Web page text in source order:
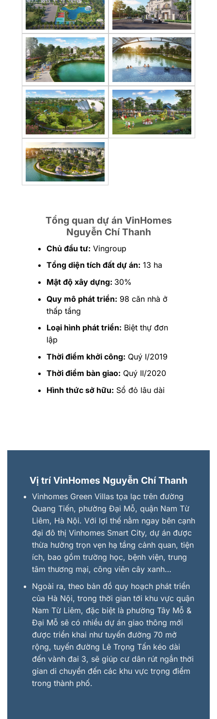
Tổng quan dự án VinHomes
Nguyễn Chí Thanh
Chủ đầu tư: Vingroup
Tổng diện tích đất dự án: 13 ha
Mật độ xây dựng: 30%
Quy mô phát triển: 98 căn nhà ở
thấp tầng
Loại hình phát triển: Biệt thự đơn
lập
Thời điểm khởi công: Quý I/2019
Thời điểm bàn giao: Quý II/2020
Hình thức sở hữu: Sổ đỏ lâu dài
Vị trí VinHomes Nguyễn Chí Thanh
Vinhomes Green Villas tọa lạc trên đường
Quang Tiến, phường Đại Mỗ, quận Nam Từ
Liêm, Hà Nội. Với lợi thế nằm ngay bên cạnh
đại đô thị Vinhomes Smart City, dự án được
thừa hưởng trọn vẹn hạ tầng cảnh quan, tiện
ích, bao gồm trường học, bệnh viện, trung
tâm thương mại, công viên cây xanh…
Ngoài ra, theo bản đồ quy hoạch phát triển
của Hà Nội, trong thời gian tới khu vực quận
Nam Từ Liêm, đặc biệt là phường Tây Mỗ &
Đại Mỗ sẽ có nhiều dự án giao thông mới
được triển khai như tuyến đường 70 mở
rộng, tuyến đường Lê Trọng Tấn kéo dài
đến vành đai 3, sẽ giúp cư dân rút ngắn thời
gian di chuyển đến các khu vực trọng điểm
trong thành phố.